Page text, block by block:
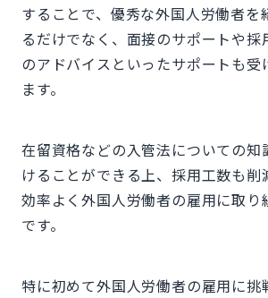
することで、優秀な外国人労働者を
るだけでなく、面接のサポートや採
のアドバイスといったサポートも受
ます。
在留資格などの入管法についての知
けることができる上、採用工数も削
効率よく外国人労働者の雇用に取り
です。
特に初めて外国人労働者の雇用に挑